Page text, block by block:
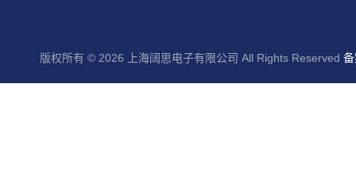
版权所有 © 2026 上海阔思电子有限公司 All Rights Reserved